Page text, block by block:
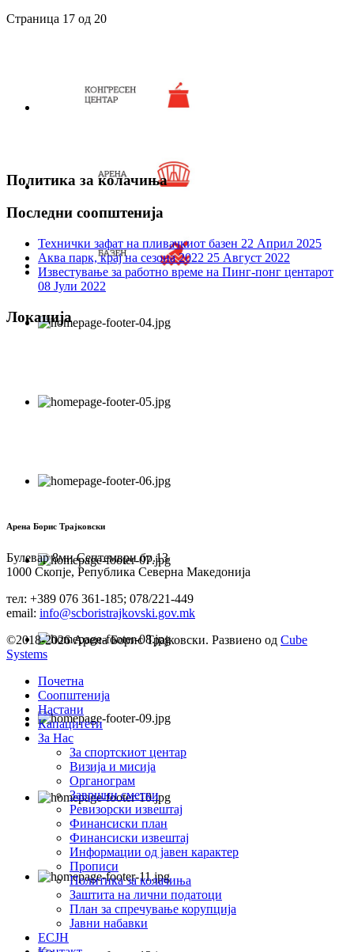
Страница 17 од 20
Политика за колачиња
Последни соопштенија
Технички зафат на пливачкиот базен 22 Април 2025
Аква парк, крај на сезона 2022 25 Август 2022
Известување за работно време на Пинг-понг центарот
08 Јули 2022
Локација
Арена Борис Трајковски
Булевар 8ми Септември бр.13
1000 Скопје, Република Северна Македонија
тел: +389 076 361-185; 078/221-449
email: info@scboristrajkovski.gov.mk
©2018-2026 Арена Борис Трајковски. Развиено од Cube
Systems
Почетна
Соопштенија
Настани
Капацитети
За Нас
За спортскиот центар
Визија и мисија
Органограм
Завршни сметки
Ревизорски извештај
Финансиски план
Финансиски извештај
Информации од јавен карактер
Прописи
Политика за колачиња
Заштита на лични податоци
План за спречување корупција
Јавни набавки
ЕСЈН